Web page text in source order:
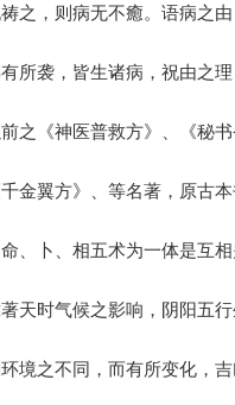
之，则病无不癒。语病之由
所袭，皆生诸病，祝由之理
之《神医普救方》、《秘书
金翼方》、等名著，原古
、卜、相五术为一体是互
天时气候之影响，阴阳五
境之不同，而有所变化，